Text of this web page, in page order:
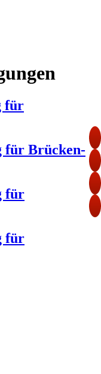
für
für Brücken-
für
für